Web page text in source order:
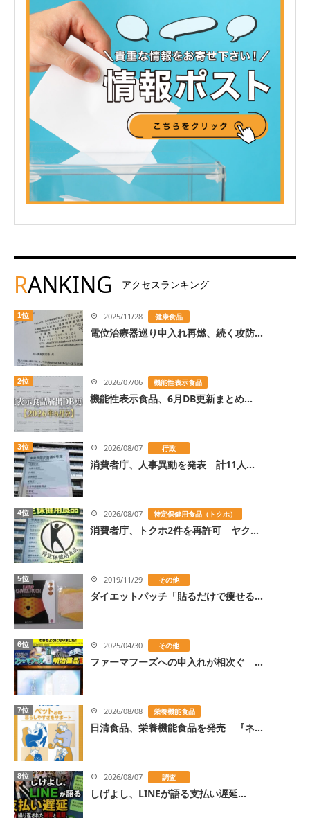
RANKING アクセスランキング
1位 2025/11/28 健康食品
電位治療器巡り申入れ再燃、続く攻防...
2位 2026/07/06 機能性表示食品
機能性表示食品、6月DB更新まとめ...
3位 2026/08/07 行政
消費者庁、人事異動を発表 計11人...
4位 2026/08/07 特定保健用食品（トクホ）
消費者庁、トクホ2件を再許可 ヤク...
5位 2019/11/29 その他
ダイエットパッチ「貼るだけで痩せる...
6位 2025/04/30 その他
ファーマフーズへの申入れが相次ぐ ...
7位 2026/08/08 栄養機能食品
日清食品、栄養機能食品を発売 『ネ...
8位 2026/08/07 調査
しげよし、LINEが語る支払い遅延...